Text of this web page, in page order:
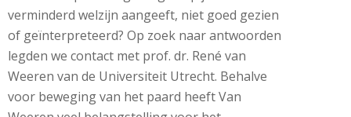
verminderd welzijn aangeeft, niet goed gezien
of geïnterpreteerd? Op zoek naar antwoorden
legden we contact met prof. dr. René van
Weeren van de Universiteit Utrecht. Behalve
voor beweging van het paard heeft Van